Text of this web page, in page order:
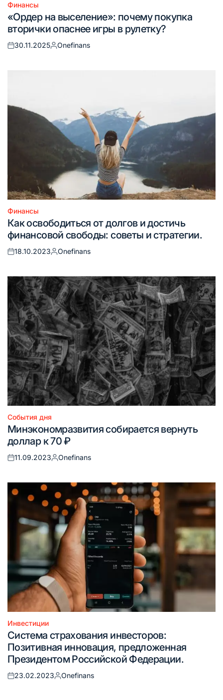
Опубликовано
в
Финансы
«Ордер на выселение»: почему покупка
вторички опаснее игры в рулетку?
Опубликовано
30.11.2025
Запись
Onefinans
Опубликовано
в
Финансы
Как освободиться от долгов и достичь
финансовой свободы: советы и стратегии.
Опубликовано
18.10.2023
Запись
Onefinans
Опубликовано
в
События дня
Минэкономразвития собирается вернуть
доллар к 70 ₽
Опубликовано
11.09.2023
Запись
Onefinans
Опубликовано
в
Инвестиции
Система страхования инвесторов:
Позитивная инновация, предложенная
Президентом Российской Федерации.
Опубликовано
23.02.2023
Запись
Onefinans